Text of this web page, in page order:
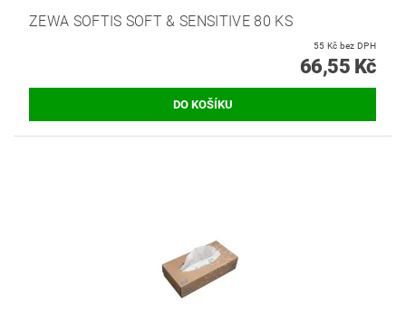
ZEWA SOFTIS SOFT & SENSITIVE 80 KS
55 Kč bez DPH
66,55 Kč